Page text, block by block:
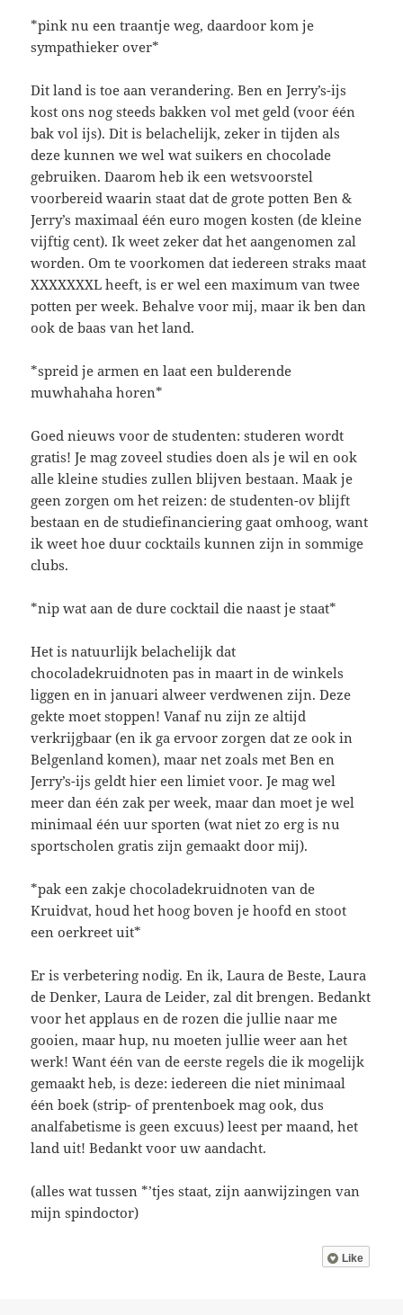
*pink nu een traantje weg, daardoor kom je
sympathieker over*
Dit land is toe aan verandering. Ben en Jerry’s-ijs
kost ons nog steeds bakken vol met geld (voor één
bak vol ijs). Dit is belachelijk, zeker in tijden als
deze kunnen we wel wat suikers en chocolade
gebruiken. Daarom heb ik een wetsvoorstel
voorbereid waarin staat dat de grote potten Ben &
Jerry’s maximaal één euro mogen kosten (de kleine
vijftig cent). Ik weet zeker dat het aangenomen zal
worden. Om te voorkomen dat iedereen straks maat
XXXXXXXL heeft, is er wel een maximum van twee
potten per week. Behalve voor mij, maar ik ben dan
ook de baas van het land.
*spreid je armen en laat een bulderende
muwhahaha horen*
Goed nieuws voor de studenten: studeren wordt
gratis! Je mag zoveel studies doen als je wil en ook
alle kleine studies zullen blijven bestaan. Maak je
geen zorgen om het reizen: de studenten-ov blijft
bestaan en de studiefinanciering gaat omhoog, want
ik weet hoe duur cocktails kunnen zijn in sommige
clubs.
*nip wat aan de dure cocktail die naast je staat*
Het is natuurlijk belachelijk dat
chocoladekruidnoten pas in maart in de winkels
liggen en in januari alweer verdwenen zijn. Deze
gekte moet stoppen! Vanaf nu zijn ze altijd
verkrijgbaar (en ik ga ervoor zorgen dat ze ook in
Belgenland komen), maar net zoals met Ben en
Jerry’s-ijs geldt hier een limiet voor. Je mag wel
meer dan één zak per week, maar dan moet je wel
minimaal één uur sporten (wat niet zo erg is nu
sportscholen gratis zijn gemaakt door mij).
*pak een zakje chocoladekruidnoten van de
Kruidvat, houd het hoog boven je hoofd en stoot
een oerkreet uit*
Er is verbetering nodig. En ik, Laura de Beste, Laura
de Denker, Laura de Leider, zal dit brengen. Bedankt
voor het applaus en de rozen die jullie naar me
gooien, maar hup, nu moeten jullie weer aan het
werk! Want één van de eerste regels die ik mogelijk
gemaakt heb, is deze: iedereen die niet minimaal
één boek (strip- of prentenboek mag ook, dus
analfabetisme is geen excuus) leest per maand, het
land uit! Bedankt voor uw aandacht.
(alles wat tussen *’tjes staat, zijn aanwijzingen van
mijn spindoctor)
Like